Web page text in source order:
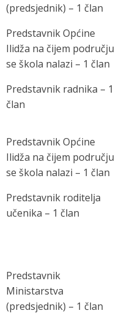
(predsjednik) – 1 član
Predstavnik Općine
Ilidža na čijem području
se škola nalazi – 1 član
Predstavnik radnika – 1
član
Predstavnik Općine
Ilidža na čijem području
se škola nalazi – 1 član
Predstavnik roditelja
učenika – 1 član
Predstavnik
Ministarstva
(predsjednik) – 1 član